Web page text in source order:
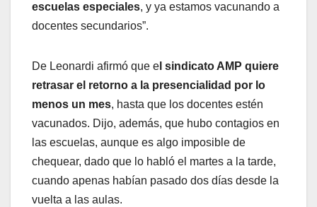
escuelas especiales, y ya estamos vacunando a
docentes secundarios”.
De Leonardi afirmó que e l sindicato AMP quiere
retrasar el retorno a la presencialidad por lo
menos un mes, hasta que los docentes estén
vacunados. Dijo, además, que hubo contagios en
las escuelas, aunque es algo imposible de
chequear, dado que lo habló el martes a la tarde,
cuando apenas habían pasado dos días desde la
vuelta a las aulas.